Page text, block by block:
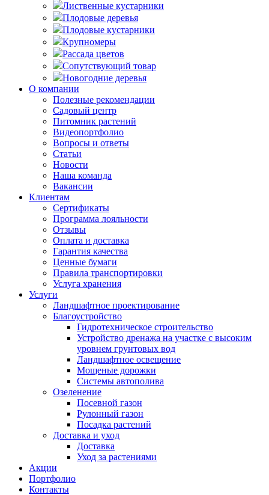
Лиственные кустарники
Плодовые деревья
Плодовые кустарники
Крупномеры
Рассада цветов
Сопутствующий товар
Новогодние деревья
О компании
Полезные рекомендации
Садовый центр
Питомник растений
Видеопортфолио
Вопросы и ответы
Статьи
Новости
Наша команда
Вакансии
Клиентам
Сертификаты
Программа лояльности
Отзывы
Оплата и доставка
Гарантия качества
Ценные бумаги
Правила транспортировки
Услуга хранения
Услуги
Ландшафтное проектирование
Благоустройство
Гидротехническое строительство
Устройство дренажа на участке с высоким
уровнем грунтовых вод
Ландшафтное освещение
Мощеные дорожки
Системы автополива
Озеленение
Посевной газон
Рулонный газон
Посадка растений
Доставка и уход
Доставка
Уход за растениями
Акции
Портфолио
Контакты